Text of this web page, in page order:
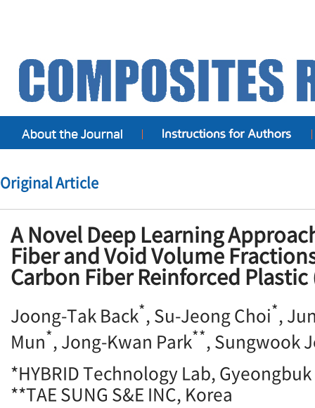
Original Article
A Novel Deep Learning
Fiber and Void Volume
Carbon Fiber Reinforced Plastic
Joong-Tak Back*, Su-Jeong Choi*,
Mun*, Jong-Kwan Park**, Sungwook
*HYBRID Technology Lab,
**TAE SUNG S&E INC, Korea